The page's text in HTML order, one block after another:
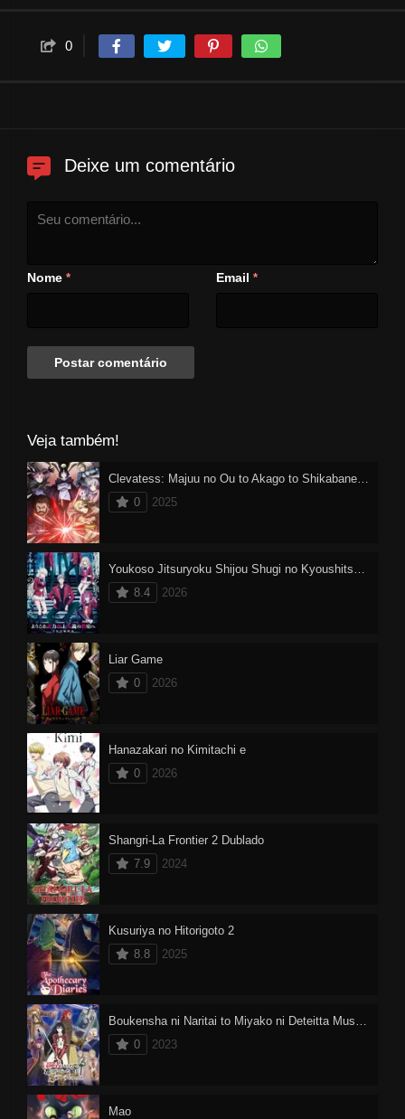
0
Deixe um comentário
Nome * Email *
Veja também!
0
2025
8.4
2026
Liar Game
0
2026
Hanazakari no Kimitachi e
0
2026
Shangri-La Frontier 2 Dublado
7.9
2024
Kusuriya no Hitorigoto 2
8.8
2025
0
2023
Mao